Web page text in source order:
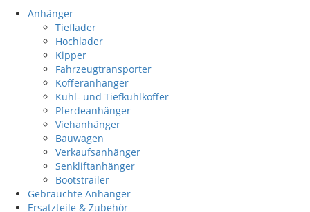
Anhänger
Tieflader
Hochlader
Kipper
Fahrzeugtransporter
Kofferanhänger
Kühl- und Tiefkühlkoffer
Pferdeanhänger
Viehanhänger
Bauwagen
Verkaufsanhänger
Senkliftanhänger
Bootstrailer
Gebrauchte Anhänger
Ersatzteile & Zubehör